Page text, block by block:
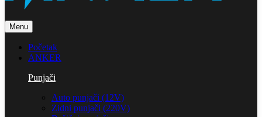
Menu
Početak
ANKER
Punjači
Auto punjači (12V)
Zidni punjači (220V)